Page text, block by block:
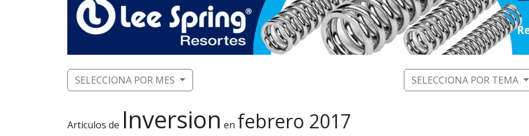
SELECCIONA POR MES SELECCIONA POR TEMA
Articulos de Inversion en febrero 2017